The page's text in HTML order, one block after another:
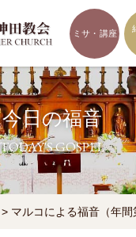
ミサ・講座
今日の福音
TODAY'S GOSPEL
> マルコによる福音（年間